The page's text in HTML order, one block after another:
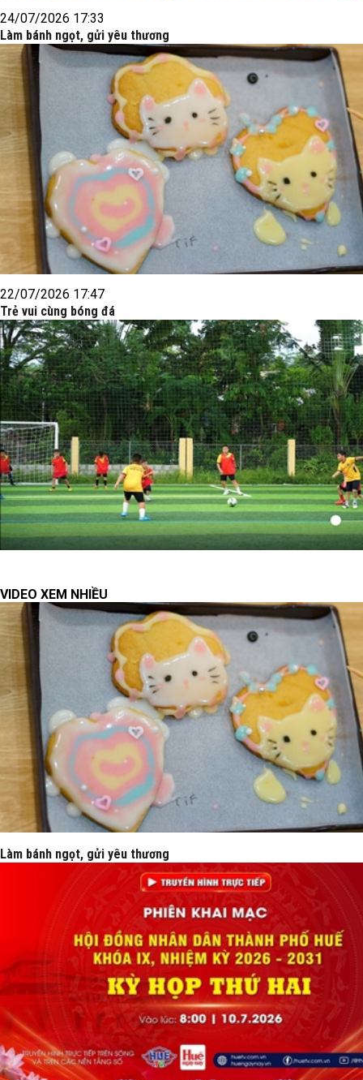
24/07/2026 17:33
Làm bánh ngọt, gửi yêu thương
22/07/2026 17:47
Trẻ vui cùng bóng đá
VIDEO XEM NHIỀU
Làm bánh ngọt, gửi yêu thương